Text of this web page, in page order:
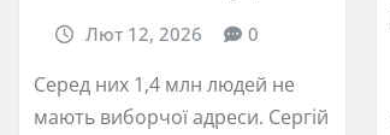
Лют 12, 2026 0
Серед них 1,4 млн людей не
мають виборчої адреси. Сергій